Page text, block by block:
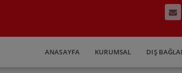
ANASAYFA KURUMSAL DIŞ